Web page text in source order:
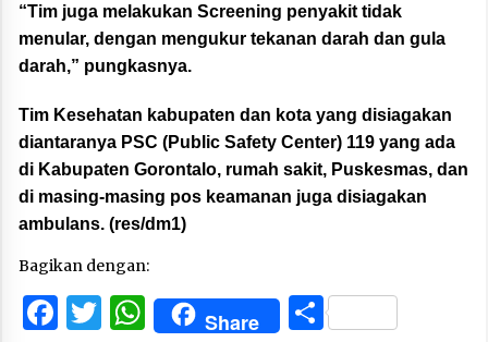
“Tim juga melakukan Screening penyakit tidak
menular, dengan mengukur tekanan darah dan gula
darah,” pungkasnya.
Tim Kesehatan kabupaten dan kota yang disiagakan
diantaranya PSC (Public Safety Center) 119 yang ada
di Kabupaten Gorontalo, rumah sakit, Puskesmas, dan
di masing-masing pos keamanan juga disiagakan
ambulans. (res/dm1)
Bagikan dengan:
Facebook
Twitter
WhatsApp
Share Share